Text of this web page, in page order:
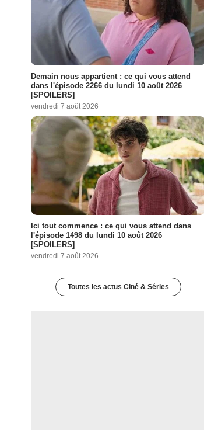
Demain nous appartient : ce qui vous attend
dans l'épisode 2266 du lundi 10 août 2026
[SPOILERS]
vendredi 7 août 2026
Ici tout commence : ce qui vous attend dans
l'épisode 1498 du lundi 10 août 2026
[SPOILERS]
vendredi 7 août 2026
Toutes les actus Ciné & Séries